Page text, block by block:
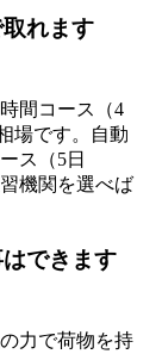
れます
間コース（4
場です。自動
ス（5日
機関を選べば
できます
力で荷物を持